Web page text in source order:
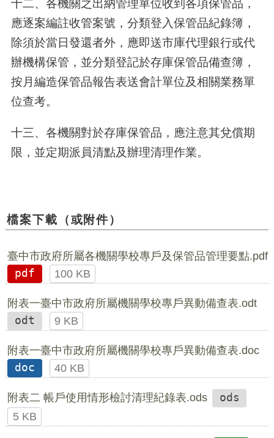
十二、各機關之出納管理單位收到各項保管品，
應逐案編註收管案號，分類登入保管品紀錄簿，
除須於當日發還者外，應即送市庫代理銀行或代
辦機構保管，並分類登記於存庫保管品備查簿，
按月編造保管品報告表送會計單位及相關業務單
位查考。
十三、各機關對於存庫保管品，應注意其兌償期
限，並定期派員清點及辦理清理作業。
檔案下載（或附件）
臺中市政府所屬各機關學校專戶及保管品管理要點.pdf
pdf
100 KB
附表一臺中市政府所屬機關學校專戶異動備查表.odt
odt
9 KB
附表一臺中市政府所屬機關學校專戶異動備查表.doc
doc
40 KB
附表二 帳戶使用情形檢討清理紀錄表.ods
ods
5 KB